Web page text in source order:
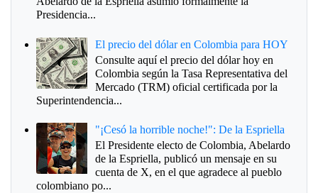
Presidencia...
El precio del dólar en Colombia para HOY
Consulte aquí el precio del dólar hoy en
Colombia según la Tasa Representativa del
Mercado (TRM) oficial certificada por la
Superintendencia...
"¡Cesó la horrible noche!": De la Espriella
El Presidente electo de Colombia, Abelardo
de la Espriella, publicó un mensaje en su
cuenta de X, en el que agradece al pueblo
colombiano po...